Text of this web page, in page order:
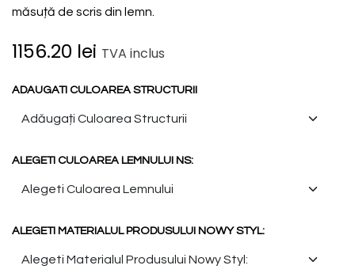
măsuță de scris din lemn.
1156.20 lei TVA inclus
ADAUGATI CULOAREA STRUCTURII
ALEGETI CULOAREA LEMNULUI NS:
ALEGETI MATERIALUL PRODUSULUI NOWY STYL: